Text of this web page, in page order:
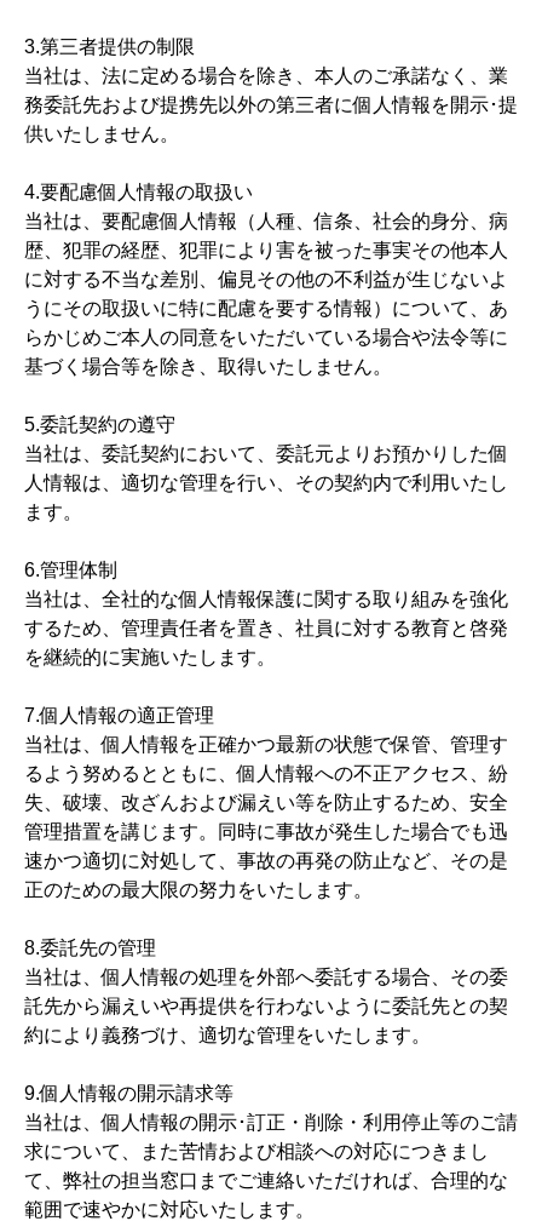
3.第三者提供の制限
当社は、法に定める場合を除き、本人のご承諾なく、業
務委託先および提携先以外の第三者に個人情報を開示･提
供いたしません。
4.要配慮個人情報の取扱い
当社は、要配慮個人情報（人種、信条、社会的身分、病
歴、犯罪の経歴、犯罪により害を被った事実その他本人
に対する不当な差別、偏見その他の不利益が生じないよ
うにその取扱いに特に配慮を要する情報）について、あ
らかじめご本人の同意をいただいている場合や法令等に
基づく場合等を除き、取得いたしません。
5.委託契約の遵守
当社は、委託契約において、委託元よりお預かりした個
人情報は、適切な管理を行い、その契約内で利用いたし
ます。
6.管理体制
当社は、全社的な個人情報保護に関する取り組みを強化
するため、管理責任者を置き、社員に対する教育と啓発
を継続的に実施いたします。
7.個人情報の適正管理
当社は、個人情報を正確かつ最新の状態で保管、管理す
るよう努めるとともに、個人情報への不正アクセス、紛
失、破壊、改ざんおよび漏えい等を防止するため、安全
管理措置を講じます。同時に事故が発生した場合でも迅
速かつ適切に対処して、事故の再発の防止など、その是
正のための最大限の努力をいたします。
8.委託先の管理
当社は、個人情報の処理を外部へ委託する場合、その委
託先から漏えいや再提供を行わないように委託先との契
約により義務づけ、適切な管理をいたします。
9.個人情報の開示請求等
当社は、個人情報の開示･訂正・削除・利用停止等のご請
求について、また苦情および相談への対応につきまし
て、弊社の担当窓口までご連絡いただければ、合理的な
範囲で速やかに対応いたします。